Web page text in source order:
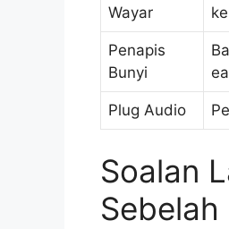
Wayar
Penapis
Bunyi
Plug Audio
Soalan
Sebelah